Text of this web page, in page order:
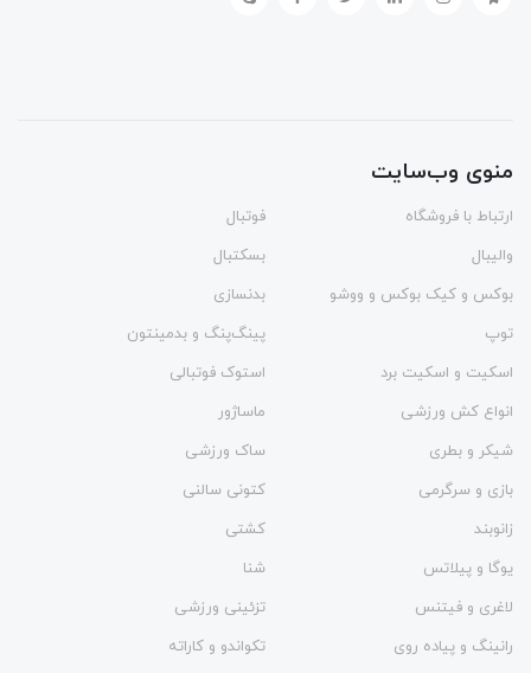
منوی وب‌سایت
ارتباط با فروشگاه
فوتبال
والیبال
بسکتبال
بوکس و کیک بوکس و ووشو
بدنسازی
توپ
پینگ‌پنگ و بدمينتون
اسکیت و اسکیت برد
استوک فوتبالی
انواع کش ورزشی
ماساژور
شیکر و بطری
ساک ورزشی
بازی و سرگرمی
کتونی سالنی
زانوبند
کشتی
یوگا و پیلاتس
شنا
لاغری و فیتنس
تزئینی ورزشی
رانینگ و پیاده روی
تکواندو و کاراته